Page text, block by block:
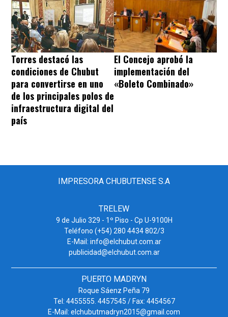
Torres destacó las
condiciones de Chubut
para convertirse en uno
de los principales polos de
infraestructura digital del
país
El Concejo aprobó la
implementación del
«Boleto Combinado»
IMPRESORA CHUBUTENSE S.A
TRELEW
9 de Julio 329 - 1º Piso - Cp U-9100H
Teléfono (+54) 280 4434 802/3
E-Mail: info@elchubut.com.ar
publicidad@elchubut.com.ar
PUERTO MADRYN
Roque Sáenz Peña 79
Tel: 4455555. 4457545 / Fax: 4454567
E-Mail: elchubutmadryn2015@gmail.com